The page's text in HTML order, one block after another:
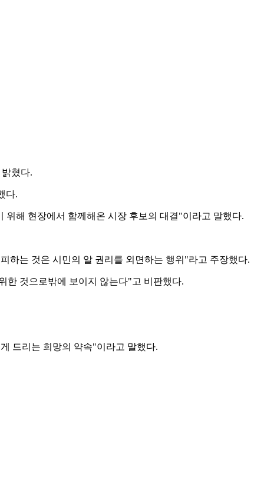
혔다.
다.
해 현장에서 함께해온 시장 후보의 대결"이라고 말했다.
하는 것은 시민의 알 권리를 외면하는 행위"라고 주장했다.
한 것으로밖에 보이지 않는다"고 비판했다.
드리는 희망의 약속"이라고 말했다.